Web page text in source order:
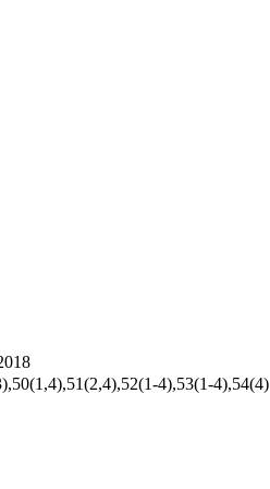
4),53(1-4),54(4)